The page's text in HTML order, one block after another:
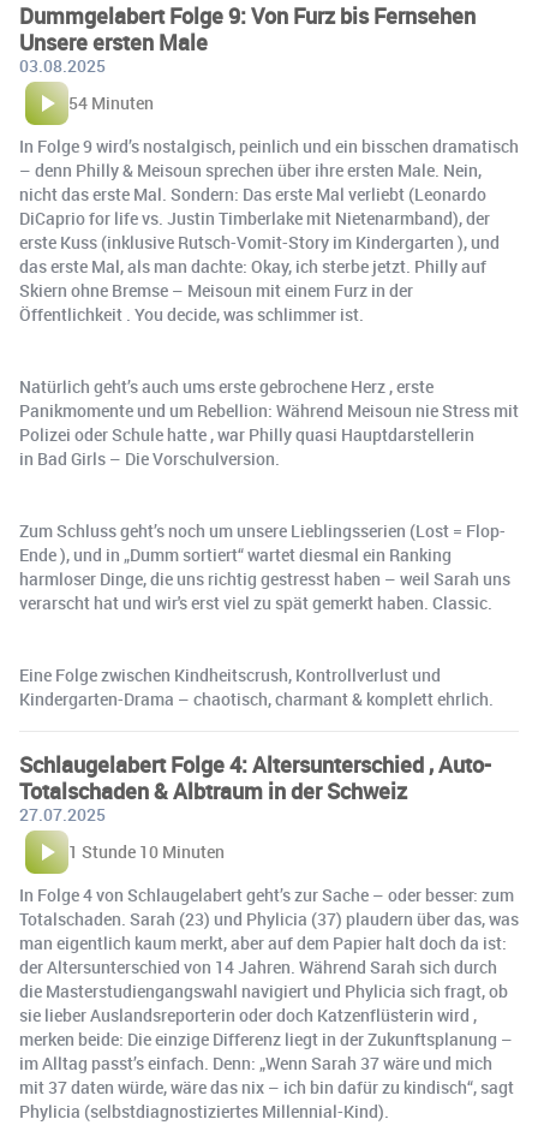
Dummgelabert Folge 9: Von Furz bis Fernsehen
Unsere ersten Male
03.08.2025
54 Minuten
In Folge 9 wird’s nostalgisch, peinlich und ein bisschen dramatisch
– denn Philly & Meisoun sprechen über ihre ersten Male. Nein,
nicht das erste Mal. Sondern: Das erste Mal verliebt (Leonardo
DiCaprio for life vs. Justin Timberlake mit Nietenarmband), der
erste Kuss (inklusive Rutsch-Vomit-Story im Kindergarten ), und
das erste Mal, als man dachte: Okay, ich sterbe jetzt. Philly auf
Skiern ohne Bremse – Meisoun mit einem Furz in der
Öffentlichkeit . You decide, was schlimmer ist.
Natürlich geht’s auch ums erste gebrochene Herz , erste
Panikmomente und um Rebellion: Während Meisoun nie Stress mit
Polizei oder Schule hatte , war Philly quasi Hauptdarstellerin
in Bad Girls – Die Vorschulversion.
Zum Schluss geht’s noch um unsere Lieblingsserien (Lost = Flop-
Ende ), und in „Dumm sortiert“ wartet diesmal ein Ranking
harmloser Dinge, die uns richtig gestresst haben – weil Sarah uns
verarscht hat und wir's erst viel zu spät gemerkt haben. Classic.
Eine Folge zwischen Kindheitscrush, Kontrollverlust und
Kindergarten-Drama – chaotisch, charmant & komplett ehrlich.
Schlaugelabert Folge 4: Altersunterschied , Auto-
Totalschaden & Albtraum in der Schweiz ️
27.07.2025
1 Stunde 10 Minuten
In Folge 4 von Schlaugelabert geht’s zur Sache – oder besser: zum
Totalschaden. Sarah (23) und Phylicia (37) plaudern über das, was
man eigentlich kaum merkt, aber auf dem Papier halt doch da ist:
der Altersunterschied von 14 Jahren. Während Sarah sich durch
die Masterstudiengangswahl navigiert und Phylicia sich fragt, ob
sie lieber Auslandsreporterin oder doch Katzenflüsterin wird ,
merken beide: Die einzige Differenz liegt in der Zukunftsplanung –
im Alltag passt’s einfach. Denn: „Wenn Sarah 37 wäre und mich
mit 37 daten würde, wäre das nix – ich bin dafür zu kindisch“, sagt
Phylicia (selbstdiagnostiziertes Millennial-Kind).